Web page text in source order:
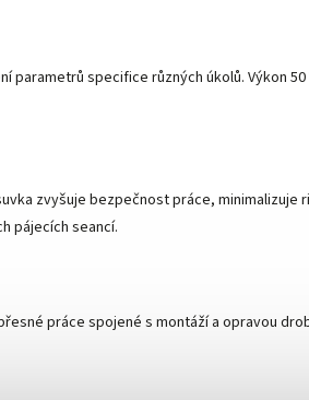
parametrů specifice různých úkolů. Výkon
zvyšuje bezpečnost práce, minimalizuje
pájecích seancí.
práce spojené s montáží a opravou